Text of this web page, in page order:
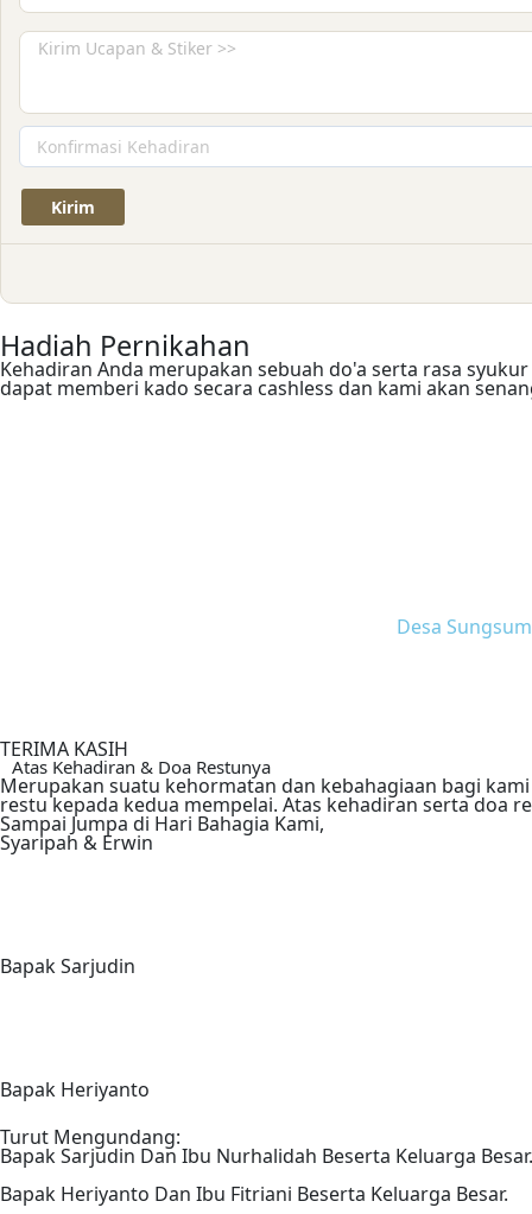
Hadiah Pernikahan
Kehadiran Anda merupakan sebuah do'a serta rasa
dapat memberi kado secara cashless dan kami akan
Desa
TERIMA KASIH
Atas Kehadiran & Doa Restunya
Merupakan suatu kehormatan dan kebahagiaan bagi
restu kepada kedua mempelai. Atas kehadiran serta doa
Sampai Jumpa di Hari Bahagia Kami,
Syaripah & Erwin
Bapak Sarjudin
Bapak Heriyanto
Turut Mengundang:
Bapak Sarjudin Dan Ibu Nurhalidah Beserta Keluarga Besar.
Bapak Heriyanto Dan Ibu Fitriani Beserta Keluarga Besar.